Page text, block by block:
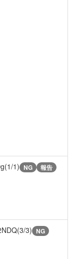
1) NG 報告
3) NG